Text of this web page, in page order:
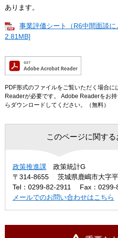
あります。
事業評価シート（R6中間面談
2.81MB]
PDF形式のファイルをご覧いただく場合
Readerが必要です。
Adobe Readerをお
らダウンロードしてください。（無料）
このページに関す
政策推進課
政策統計G
〒314-8655
茨城県鹿嶋市大字
Tel：0299-82-2911
Fax：
メールでのお問い合わせはこちら